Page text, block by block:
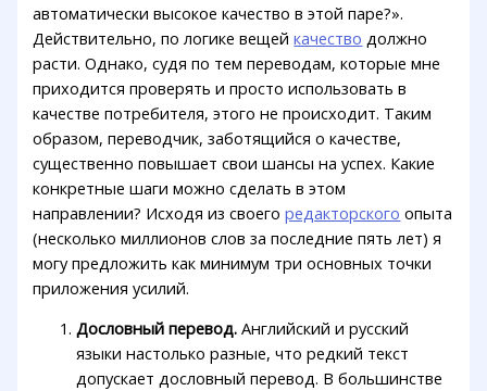
автоматически высокое качество в этой паре?».
Действительно, по логике вещейкачество должно
расти. Однако, судя по тем переводам, которые мне
приходится проверять и просто использовать в
качестве потребителя, этого не происходит. Таким
образом, переводчик, заботящийся о качестве,
существенно повышает свои шансы на успех. Какие
конкретные шаги можно сделать в этом
направлении? Исходя из своегоредакторского опыта
(несколько миллионов слов за последние пять лет) я
могу предложить как минимум три основных точки
приложения усилий.
Дословный перевод. Английский и русский
языки настолько разные, что редкий текст
допускает дословный перевод. В большинстве